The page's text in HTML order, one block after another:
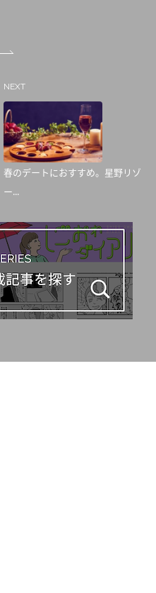
NEXT
春のデートにおすすめ。星野リゾ
ー...